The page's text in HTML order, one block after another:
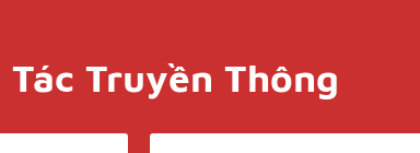
Truyền Thông